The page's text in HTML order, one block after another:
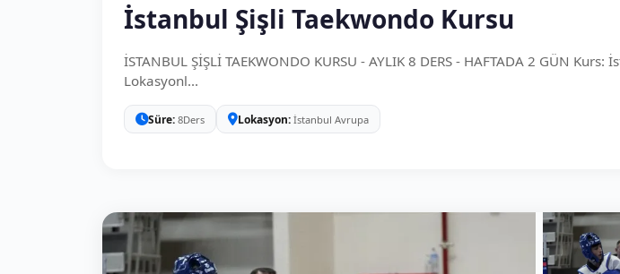
İstanbul Şişli Taekwondo Kursu
İSTANBUL ŞİŞLİ TAEKWONDO KURSU - AYLIK 8 DERS - HAFTADA 2 GÜN
Lokasyonl...
Süre 8Ders Lokasyon İstanbul Avrupa